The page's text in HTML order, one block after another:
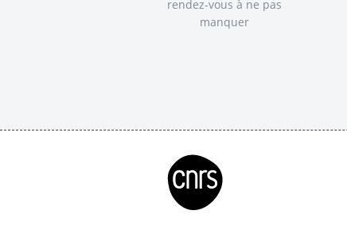
rendez-vous à ne pas
manquer